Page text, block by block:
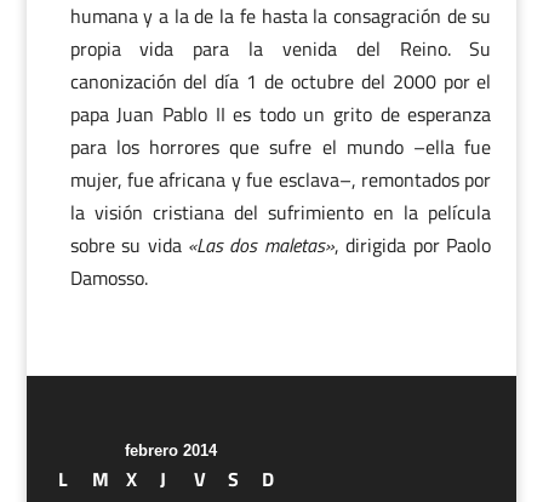
humana y a la de la fe hasta la consagración de su
propia vida para la venida del Reino. Su
canonización del día 1 de octubre del 2000 por el
papa Juan Pablo II es todo un grito de esperanza
para los horrores que sufre el mundo –ella fue
mujer, fue africana y fue esclava–, remontados por
la visión cristiana del sufrimiento en la película
sobre su vida «Las dos maletas», dirigida por Paolo
Damosso.
febrero 2014
L M X J V S
D